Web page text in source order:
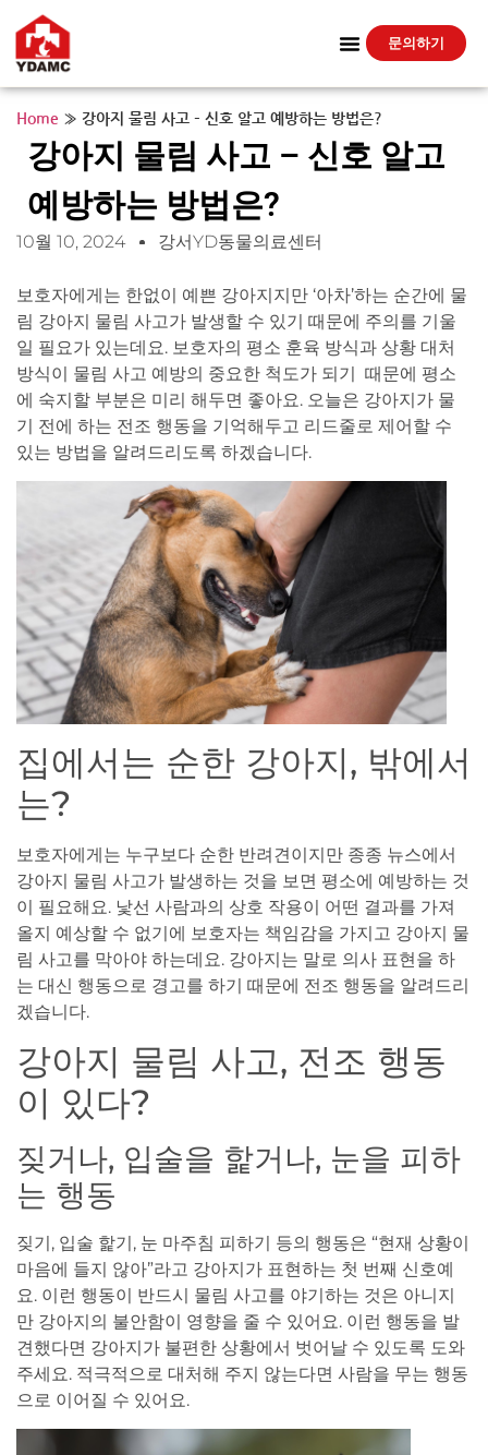
문의하기
Home » 강아지 물림 사고 – 신호 알고 예방하는 방법은?
강아지 물림 사고 – 신호 알고
예방하는 방법은?
10월 10, 2024 강서YD동물의료센터
보호자에게는 한없이 예쁜 강아지지만 ‘아차’하는 순간에 물
림 강아지 물림 사고가 발생할 수 있기 때문에 주의를 기울
일 필요가 있는데요. 보호자의 평소 훈육 방식과 상황 대처
방식이 물림 사고 예방의 중요한 척도가 되기 때문에 평소
에 숙지할 부분은 미리 해두면 좋아요. 오늘은 강아지가 물
기 전에 하는 전조 행동을 기억해두고 리드줄로 제어할 수
있는 방법을 알려드리도록 하겠습니다.
집에서는 순한 강아지, 밖에서
는?
보호자에게는 누구보다 순한 반려견이지만 종종 뉴스에서
강아지 물림 사고가 발생하는 것을 보면 평소에 예방하는 것
이 필요해요. 낯선 사람과의 상호 작용이 어떤 결과를 가져
올지 예상할 수 없기에 보호자는 책임감을 가지고 강아지 물
림 사고를 막아야 하는데요. 강아지는 말로 의사 표현을 하
는 대신 행동으로 경고를 하기 때문에 전조 행동을 알려드리
겠습니다.
강아지 물림 사고, 전조 행동
이 있다?
짖거나, 입술을 핥거나, 눈을 피하
는 행동
짖기, 입술 핥기, 눈 마주침 피하기 등의 행동은 “현재 상황이
마음에 들지 않아”라고 강아지가 표현하는 첫 번째 신호예
요. 이런 행동이 반드시 물림 사고를 야기하는 것은 아니지
만 강아지의 불안함이 영향을 줄 수 있어요. 이런 행동을 발
견했다면 강아지가 불편한 상황에서 벗어날 수 있도록 도와
주세요. 적극적으로 대처해 주지 않는다면 사람을 무는 행동
으로 이어질 수 있어요.